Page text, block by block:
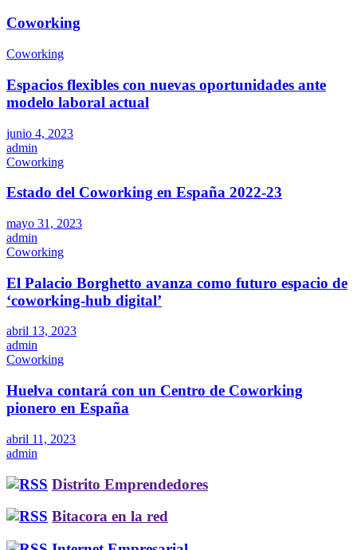
Coworking
Coworking
Espacios flexibles con nuevas oportunidades ante
modelo laboral actual
junio 4, 2023
admin
Coworking
Estado del Coworking en España 2022-23
mayo 31, 2023
admin
Coworking
El Palacio Borghetto avanza como futuro espacio de
‘coworking-hub digital’
abril 13, 2023
admin
Coworking
Huelva contará con un Centro de Coworking
pionero en España
abril 11, 2023
admin
Distrito Emprendedores
Bitacora en la red